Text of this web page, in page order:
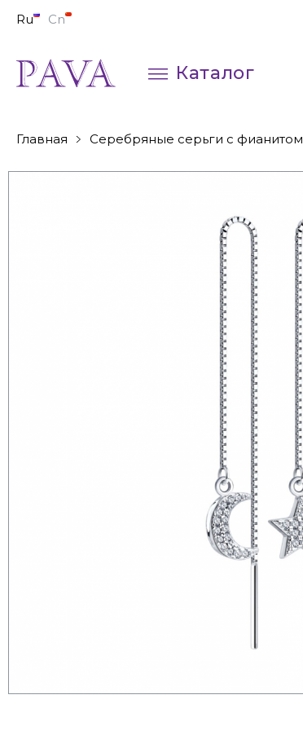
Ru Cn
Каталог
Главная Серебряные серьги с фианитом